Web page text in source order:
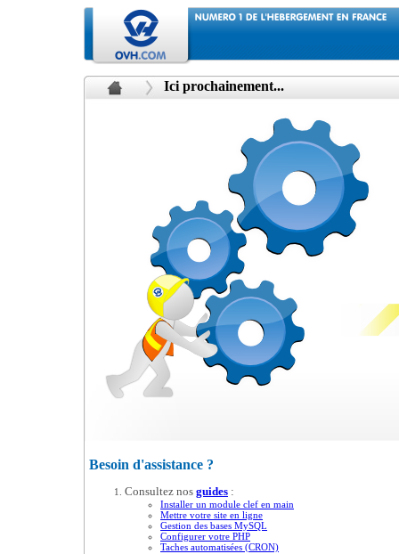
Ici prochainement...
Besoin d'assistance ?
Consultez nos guides :
Installer un module clef en main
Mettre votre site en ligne
Gestion des bases MySQL
Configurer votre PHP
Taches automatisées (CRON)